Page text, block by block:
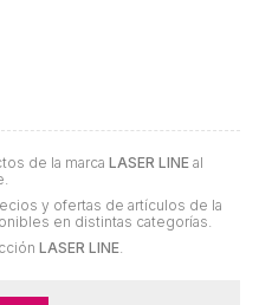
de la marca LASER LINE al
y ofertas de artículos de la
en distintas categorías.
LASER LINE.